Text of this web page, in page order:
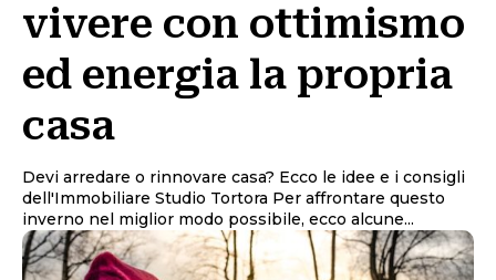
vivere con ottimismo
ed energia la propria
casa
Devi arredare o rinnovare casa? Ecco le idee e i consigli
dell'Immobiliare Studio Tortora Per affrontare questo
inverno nel miglior modo possibile, ecco alcune...